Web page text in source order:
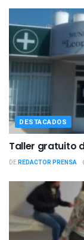
DESTACADOS
Taller gratuito
DEREDACTOR PRENSA